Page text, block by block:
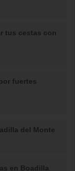
tus cestas con
fuertes
del Monte
en Boadilla